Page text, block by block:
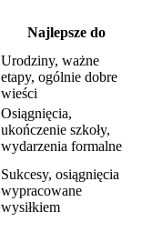
Najlepsze do
Urodziny, ważne
etapy, ogólnie dobre
wieści
Osiągnięcia,
ukończenie szkoły,
wydarzenia formalne
Sukcesy, osiągnięcia
wypracowane
wysiłkiem